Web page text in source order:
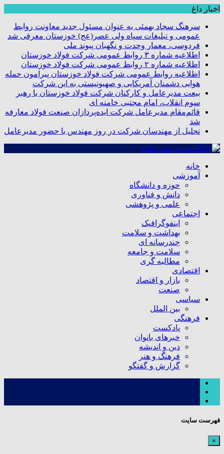
اخبار داغ
سرهنگ سجاد بهمئی به عنوان مسئول جدید معاونت روابط
عمومی و تبلیغات سپاه ولی عصر(عج) خوزستان معرفی شد
فردوسی، معمار وحدت و نگهبان پیوند ملی
اطلاعیه شماره ۳ روابط عمومی شرکت فولاد خوزستان
اطلاعیه شماره ۲ روابط عمومی شرکت فولاد خوزستان
اطلاعیه روابط عمومی شرکت فولاد خوزستان پیرامون حمله
هوایی دشمنان آمریکایی و صهیونیستی به این شرکت
بیعت مدیرعامل و کارکنان شرکت فولاد خوزستان با رهبر
سوم انقلاب، امام مجتبی خامنه ای
قائم‌مقام مدیرعامل شرکت ایده‌پردازان صنعت فولاد معارفه
شد
تجلیل از مهندسان شرکت در روز مهندس با حضور مدیرعامل
خانه
آموزشی
حوزه و دانشگاه
دانش و فناوری
علمی و پژوهشی
اجتماعی
اینفوگرافیک
بهداشت و سلامت
چندرسانه ای
سلامت و جامعه
مطالبه گری
اقتصادی
بازار و اقتصاد
صنعت
سیاسی
بین الملل
فرهنگی
پادکست
خبرهای بانوان
دین و اندیشه
فرهنگ و هنر
گزارش و گفتگو
فهرست سایت
×